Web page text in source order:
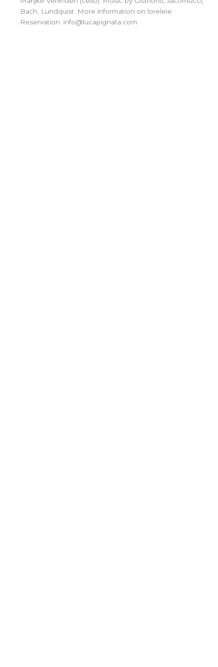
Bach, Lundquist. More information on loreleie
Reservation: info@lucapignata.com